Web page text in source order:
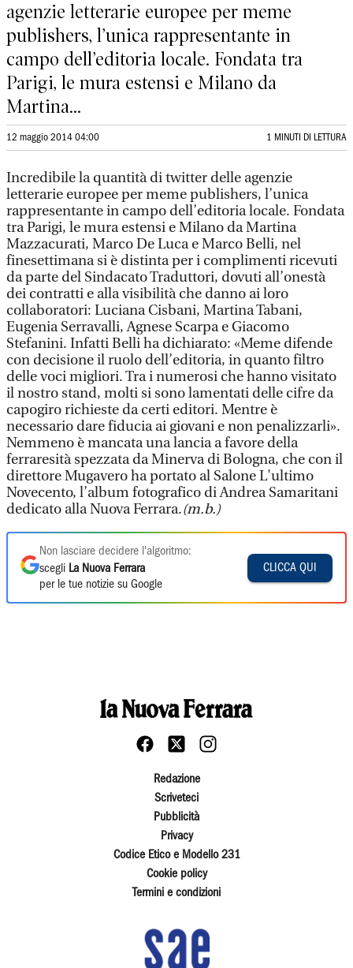
agenzie letterarie europee per meme
publishers, l’unica rappresentante in
campo dell’editoria locale. Fondata tra
Parigi, le mura estensi e Milano da
Martina...
12 maggio 2014 04:00 1 MINUTI DI LETTURA
Incredibile la quantità di twitter delle agenzie
letterarie europee per meme publishers, l’unica
rappresentante in campo dell’editoria locale. Fondata
tra Parigi, le mura estensi e Milano da Martina
Mazzacurati, Marco De Luca e Marco Belli, nel
finesettimana si è distinta per i complimenti ricevuti
da parte del Sindacato Traduttori, dovuti all’onestà
dei contratti e alla visibilità che danno ai loro
collaboratori: Luciana Cisbani, Martina Tabani,
Eugenia Serravalli, Agnese Scarpa e Giacomo
Stefanini. Infatti Belli ha dichiarato: «Meme difende
con decisione il ruolo dell’editoria, in quanto filtro
delle voci migliori. Tra i numerosi che hanno visitato
il nostro stand, molti si sono lamentati delle cifre da
capogiro richieste da certi editori. Mentre è
necessario dare fiducia ai giovani e non penalizzarli».
Nemmeno è mancata una lancia a favore della
ferraresità spezzata da Minerva di Bologna, che con il
direttore Mugavero ha portato al Salone L'ultimo
Novecento, l’album fotografico di Andrea Samaritani
dedicato alla Nuova Ferrara.(m.b.)
Non lasciare decidere l'algoritmo:
scegli La Nuova Ferrara
per le tue notizie su Google
CLICCA QUI
Redazione
Scriveteci
Pubblicità
Privacy
Codice Etico e Modello 231
Cookie policy
Termini e condizioni